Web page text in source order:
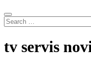
tv servis